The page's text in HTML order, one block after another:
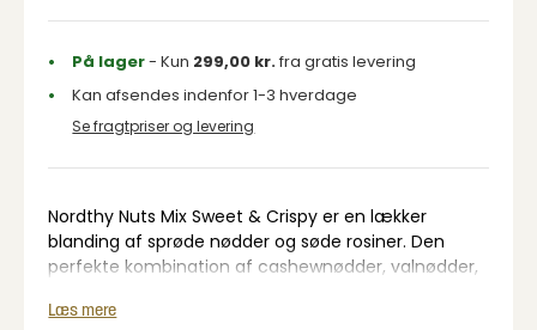
På lager- Kun 299,00 kr.fra gratis levering
Kan afsendes indenfor 1-3 hverdage
Se fragtpriser og levering
Nordthy Nuts Mix Sweet & Crispy er en lækker
blanding af sprøde nødder og søde rosiner. Den
perfekte kombination af cashewnødder, valnødder,
balance mellem knas og blød sødme. Ideel som en
Læs mere